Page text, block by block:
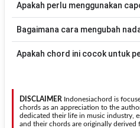
acuan, kamu dapat
laguPengamen Binjai.
Apakah perlu menggunakan
kunci dasarC. Jika ingin mengikuti nada
kebutuhan.
Bagaimana cara mengubah
Transpose (bawah)untuk
Apakah chord ini cocok untuk
dipelajari oleh pemula
DISCLAIMER Indonesiachord is
chords as an appreciation to the
dedicated their life in music industry,
and their chords are originally derived